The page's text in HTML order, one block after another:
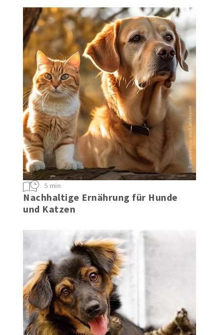
Nachhaltige Ernährung für Hunde
und Katzen
5 min